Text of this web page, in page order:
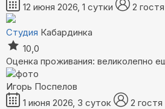
12 июня 2026, 1 сутки
2 гостя
Студия Кабардинка
10,0
Оценка проживания: великолепно
Игорь Поспелов
1 июня 2026, 3 суток
2 гостя